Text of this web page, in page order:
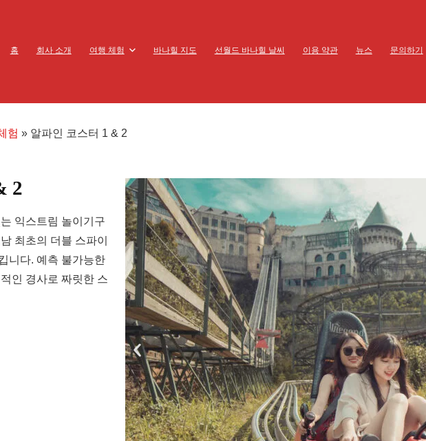
홈 회사 소개 여행 체험 바나힐 지도 선월드 바나힐 날씨 이용 약관 뉴스 문의하기
험 » 알파인 코스터 1 & 2
2
익스트림 놀이기구
최초의 더블 스파이
니다. 예측 불가능한
인 경사로 짜릿한 스